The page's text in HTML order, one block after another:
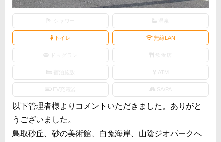
トイレ 無線LAN
ドッグラン 飲食店
宿泊施設 ATM
EV充電器 SA/PA
以下管理者様よりコメントいただきました。ありがと
うございました。
鳥取砂丘、砂の美術館、白兔海岸、山陰ジオパークへ